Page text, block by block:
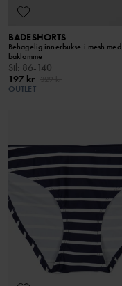
BADESHORTS
Behagelig innerbukse i mesh med
baklomme
Stl: 86-140
197 kr
OUTLET